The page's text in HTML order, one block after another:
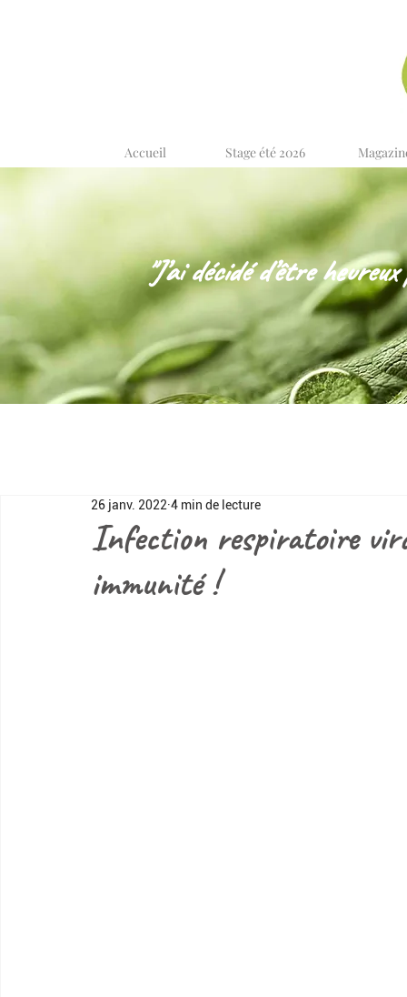
Accueil Stage été 2026
"J’ai décidé d’être
Infection respiratoire
immunité !
26 janv. 2022 4 min de lecture